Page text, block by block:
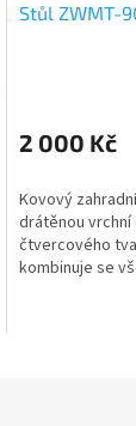
Stůl ZWMT-
2 000 Kč
Kovový
drátěnou vrchní
čtvercového
kombinuje se